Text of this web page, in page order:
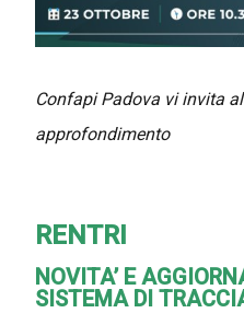
Confapi Padova vi invita
approfondimento
RENTRI
NOVITA’ E
SISTEMA DI